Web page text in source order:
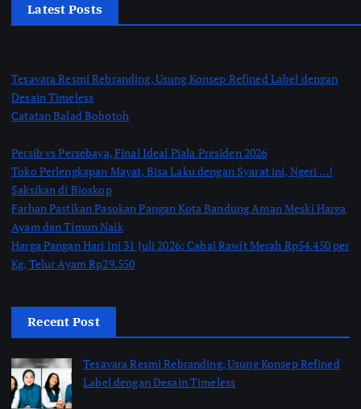
Latest Posts
Tesavara Resmi Rebranding, Usung Konsep Refined Label dengan
Desain Timeless
Catatan Balad Bobotoh
Persib vs Persebaya, Final Ideal Piala Presiden 2026
Toko Perlengkapan Mayat, Bisa Laku dengan Syarat ini, Ngeri …!
Saksikan di Bioskop
Farhan Pastikan Pasokan Pangan Kota Bandung Aman Meski Harga
Ayam dan Timun Naik
Harga Pangan Hari Ini 31 Juli 2026: Cabai Rawit Merah Rp54.450 per
Kg, Telur Ayam Rp29.550
Recent Post
Tesavara Resmi Rebranding, Usung Konsep Refined
Label dengan Desain Timeless